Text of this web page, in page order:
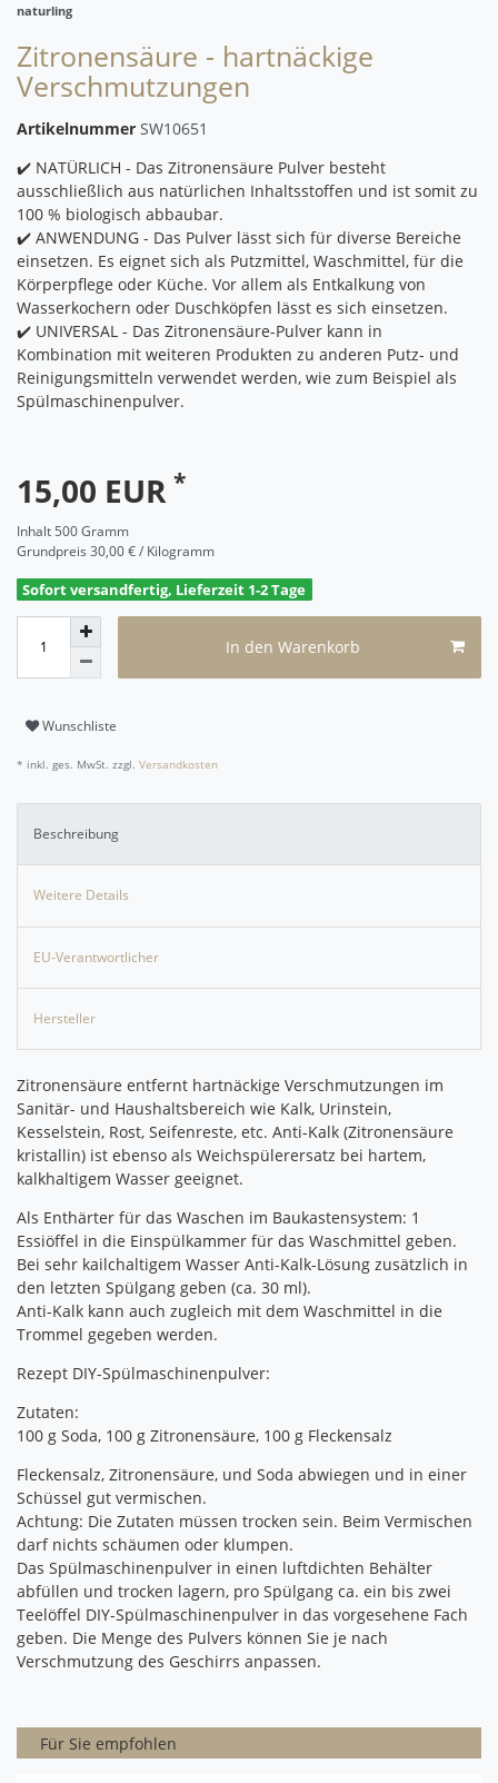
naturling
Zitronensäure - hartnäckige
Verschmutzungen
Artikelnummer SW10651
✔️ NATÜRLICH - Das Zitronensäure Pulver besteht
ausschließlich aus natürlichen Inhaltsstoffen und ist somit zu
100 % biologisch abbaubar.
✔️ ANWENDUNG - Das Pulver lässt sich für diverse Bereiche
einsetzen. Es eignet sich als Putzmittel, Waschmittel, für die
Körperpflege oder Küche. Vor allem als Entkalkung von
Wasserkochern oder Duschköpfen lässt es sich einsetzen.
✔️ UNIVERSAL - Das Zitronensäure-Pulver kann in
Kombination mit weiteren Produkten zu anderen Putz- und
Reinigungsmitteln verwendet werden, wie zum Beispiel als
Spülmaschinenpulver.
15,00 EUR *
Inhalt 500Gramm
Grundpreis 30,00 € / Kilogramm
Sofort versandfertig, Lieferzeit 1-2 Tage
In den Warenkorb
Wunschliste
* inkl. ges. MwSt. zzgl. Versandkosten
Beschreibung
Weitere Details
EU-Verantwortlicher
Hersteller
Zitronensäure entfernt hartnäckige Verschmutzungen im
Sanitär- und Haushaltsbereich wie Kalk, Urinstein,
Kesselstein, Rost, Seifenreste, etc. Anti-Kalk (Zitronensäure
kristallin) ist ebenso als Weichspülerersatz bei hartem,
kalkhaltigem Wasser geeignet.
Als Enthärter für das Waschen im Baukastensystem: 1
Essiöffel in die Einspülkammer für das Waschmittel geben.
Bei sehr kailchaltigem Wasser Anti-Kalk-Lösung zusätzlich in
den letzten Spülgang geben (ca. 30 ml).
Anti-Kalk kann auch zugleich mit dem Waschmittel in die
Trommel gegeben werden.
Rezept DIY-Spülmaschinenpulver:
Zutaten:
100 g Soda, 100 g Zitronensäure, 100 g Fleckensalz
Fleckensalz, Zitronensäure, und Soda abwiegen und in einer
Schüssel gut vermischen.
Achtung: Die Zutaten müssen trocken sein. Beim Vermischen
darf nichts schäumen oder klumpen.
Das Spülmaschinenpulver in einen luftdichten Behälter
abfüllen und trocken lagern, pro Spülgang ca. ein bis zwei
Teelöffel DIY-Spülmaschinenpulver in das vorgesehene Fach
geben. Die Menge des Pulvers können Sie je nach
Verschmutzung des Geschirrs anpassen.
Für Sie empfohlen